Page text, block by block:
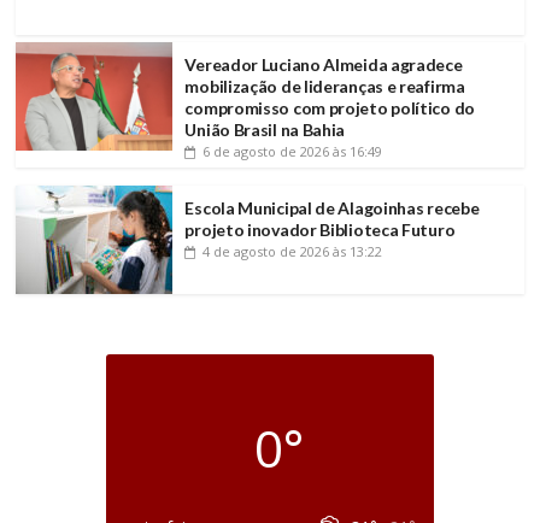
Vereador Luciano Almeida agradece
mobilização de lideranças e reafirma
compromisso com projeto político do
União Brasil na Bahia
6 de agosto de 2026 às 16:49
Escola Municipal de Alagoinhas recebe
projeto inovador Biblioteca Futuro
4 de agosto de 2026 às 13:22
0°